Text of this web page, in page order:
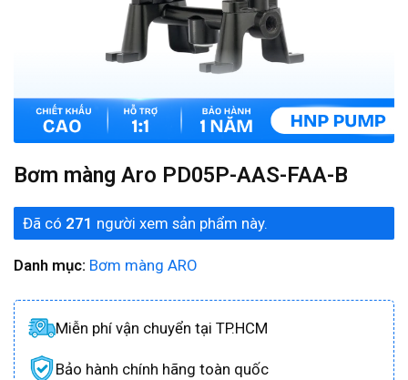
Bơm màng Aro PD05P-AAS-FAA-B
Đã có 271 người xem sản phẩm này.
Danh mục: Bơm màng ARO
Miễn phí vận chuyển tại TP.HCM
Bảo hành chính hãng toàn quốc